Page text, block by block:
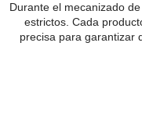
Durante el mecanizado
estrictos. Cada
precisa para garantizar